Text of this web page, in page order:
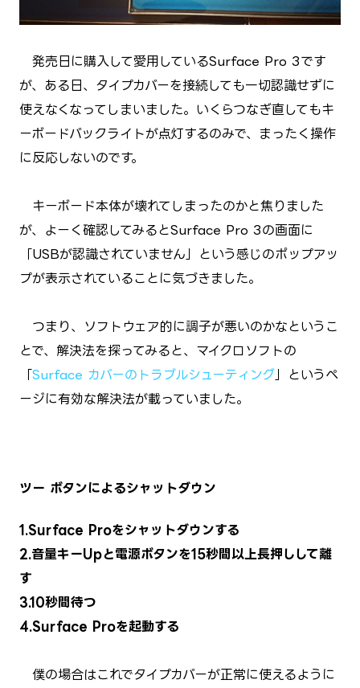
発売日に購入して愛用しているSurface Pro 3です
が、ある日、タイプカバーを接続しても一切認識せずに
使えなくなってしまいました。いくらつなぎ直してもキ
ーボードバックライトが点灯するのみで、まったく操作
に反応しないのです。
キーボード本体が壊れてしまったのかと焦りました
が、よーく確認してみるとSurface Pro 3の画面に
「USBが認識されていません」という感じのポップアッ
プが表示されていることに気づきました。
つまり、ソフトウェア的に調子が悪いのかなというこ
とで、解決法を探ってみると、マイクロソフトの
「Surface カバーのトラブルシューティング 」というペ
ージに有効な解決法が載っていました。
ツー ボタンによるシャットダウン
1.Surface Proをシャットダウンする
2.音量キーUpと電源ボタンを15秒間以上長押しして離
す
3.10秒間待つ
4.Surface Proを起動する
僕の場合はこれでタイプカバーが正常に使えるように